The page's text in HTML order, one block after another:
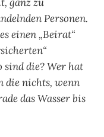
Personen.
einen „Beirat“
sind die? Wer hat
die nichts, wenn
das Wasser bis